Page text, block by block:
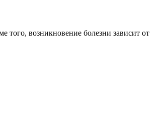
возникновение болезни зависит от